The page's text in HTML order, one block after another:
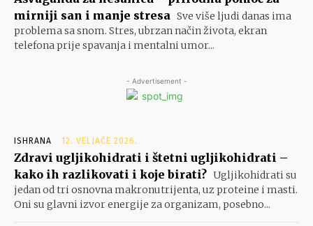
mirniji san i manje stresa Sve više ljudi danas ima
problema sa snom. Stres, ubrzan način života, ekran
telefona prije spavanja i mentalni umor...
- Advertisement -
ISHRANA 12. VELJAČE 2026.
Zdravi ugljikohidrati i štetni ugljikohidrati –
kako ih razlikovati i koje birati? Ugljikohidrati su
jedan od tri osnovna makronutrijenta, uz proteine i masti.
Oni su glavni izvor energije za organizam, posebno...